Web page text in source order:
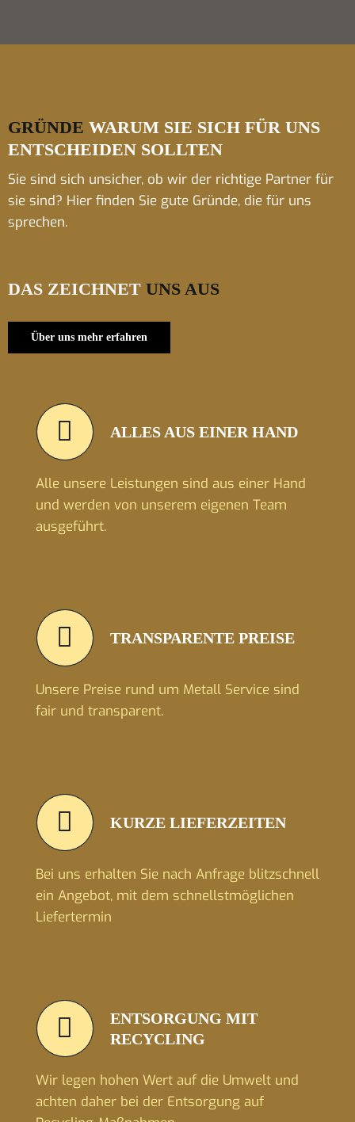
GRÜNDE WARUM SIE SICH FÜR UNS
ENTSCHEIDEN SOLLTEN
Sie sind sich unsicher, ob wir der richtige Partner für
sie sind? Hier finden Sie gute Gründe, die für uns
sprechen.
DAS ZEICHNET UNS AUS
Über uns mehr erfahren
ALLES AUS EINER HAND
Alle unsere Leistungen sind aus einer Hand
und werden von unserem eigenen Team
ausgeführt.
TRANSPARENTE PREISE
Unsere Preise rund um Metall Service sind
fair und transparent.
KURZE LIEFERZEITEN
Bei uns erhalten Sie nach Anfrage blitzschnell
ein Angebot, mit dem schnellstmöglichen
Liefertermin
ENTSORGUNG MIT
RECYCLING
Wir legen hohen Wert auf die Umwelt und
achten daher bei der Entsorgung auf